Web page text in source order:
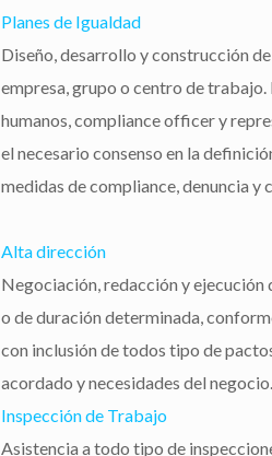
Planes de Igualdad
Diseño, desarrollo y construcción
empresa, grupo o centro de
humanos, compliance officer y
el necesario consenso en la
medidas de compliance, denuncia
Alta dirección
Negociación, redacción y
o de duración determinada,
con inclusión de todos tipo de
acordado y necesidades del negocio.
Inspección de Trabajo
Asistencia a todo tipo de